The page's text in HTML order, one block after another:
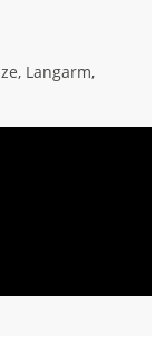
Langarm,